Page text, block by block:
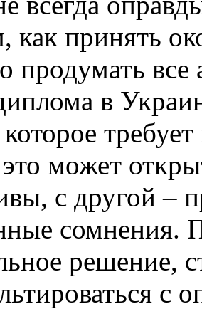
как принять
продумать все
в
может
с другой –
сомнения.
решение,
с